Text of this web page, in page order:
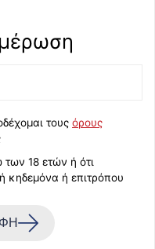
τους όρους
18 ετών ή ότι
κηδεμόνα ή επιτρόπου